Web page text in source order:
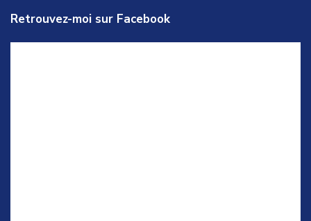
Retrouvez-moi sur Facebook